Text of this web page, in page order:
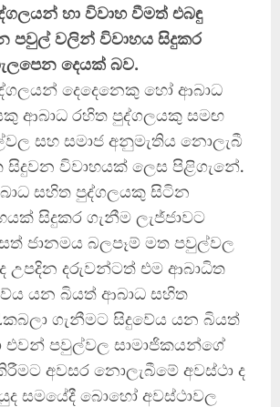
හා විවාහ වීමත් එබඳු
පවුල් වලින් විවාහය සිදුකර
දෙයක් බව.
දෙදෙනෙකු හෝ ආබාධ
ආබාධ රහිත පුද්ගලයකු සමඟ
සහ සමාජ අනුමැතිය නොලැබී
විවාහයක් ලෙස පිළිගැනේ.
සහිත පුද්ගලයකු සිටින
සිදුකර ගැනීම ලැජ්ජාවට
ජානමය බලපෑම් මත පවුල්වල
උපදින දරුවන්ටත් එම ආබාධිත
යන බියත් ආබාධ සහිත
ගැනීමට සිදුවේය යන බියත්
පවුල්වල සාමාජිකයන්ගේ
අවසර නොලැබීමේ අවස්ථා ද
සමයේදී බොහෝ අවස්ථාවල